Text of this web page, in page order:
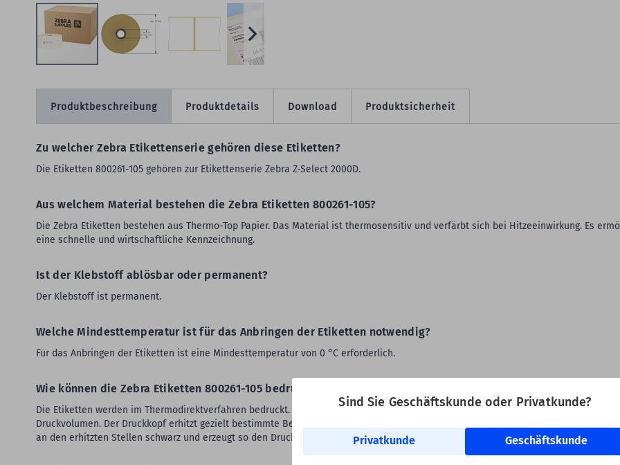
Sind Sie Geschäftskunde oder Privatkunde?
Privatkunde Geschäftskunde
Produktbeschreibung
Zu welcher Zebra Etikettenserie gehören diese Etiketten?
Die Etiketten 800261-105 gehören zur Etikettenserie Zebra Z-Select 2000D.
Aus welchem Material bestehen die Zebra Etiketten 800261-105?
Die Zebra Etiketten bestehen aus Thermo-Top Papier. Das Material ist thermosensitiv und verfärbt sich bei Hitzeeinwirkung. Es
eine schnelle und wirtschaftliche Kennzeichnung.
Ist der Klebstoff ablösbar oder permanent?
Der Klebstoff ist permanent.
Welche Mindesttemperatur ist für das Anbringen der Etiketten notwendig?
Für das Anbringen der Etiketten ist eine Mindesttemperatur von 0 °C erforderlich.
Wie können die Zebra Etiketten 800261-105 bedruckt werden?
Die Etiketten werden im Thermodirektverfahren bedruckt. Dieses Verfahren ist schnell, wirtschaftlich und eignet sich für hohe
Druckvolumen. Der Druckkopf erhitzt gezielt bestimmte Bereiche des Etikettenmaterials. Die thermosensitive Beschichtung
an den erhitzten Stellen schwarz und erzeugt so den Druck.
Produktdetails Download Produktsicherheit